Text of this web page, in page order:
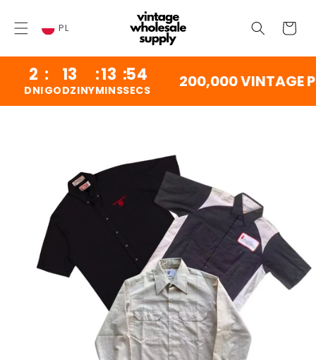
TREŚCI
Wózek
PL
:
DNI
13
GODZINY
13 :
MINS
53
SECS 200,000 VINTAGE